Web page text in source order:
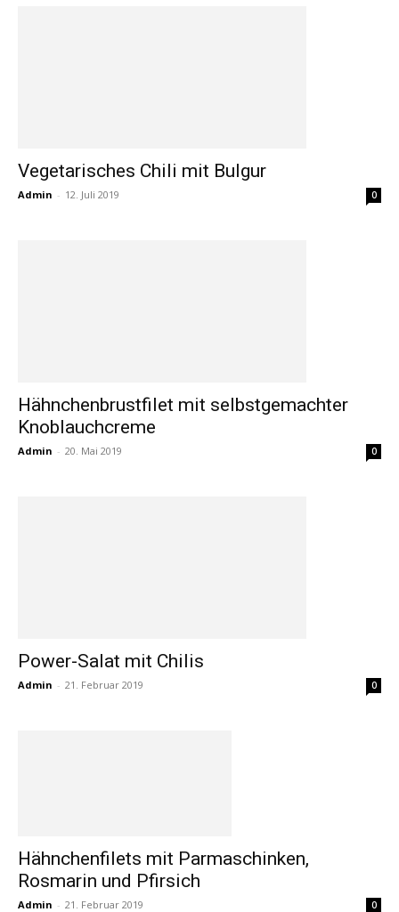
Vegetarisches Chili mit Bulgur
Admin - 12. Juli 2019 0
Hähnchenbrustfilet mit selbstgemachter
Knoblauchcreme
Admin - 20. Mai 2019 0
Power-Salat mit Chilis
Admin - 21. Februar 2019 0
Hähnchenfilets mit Parmaschinken,
Rosmarin und Pfirsich
Admin - 21. Februar 2019 0